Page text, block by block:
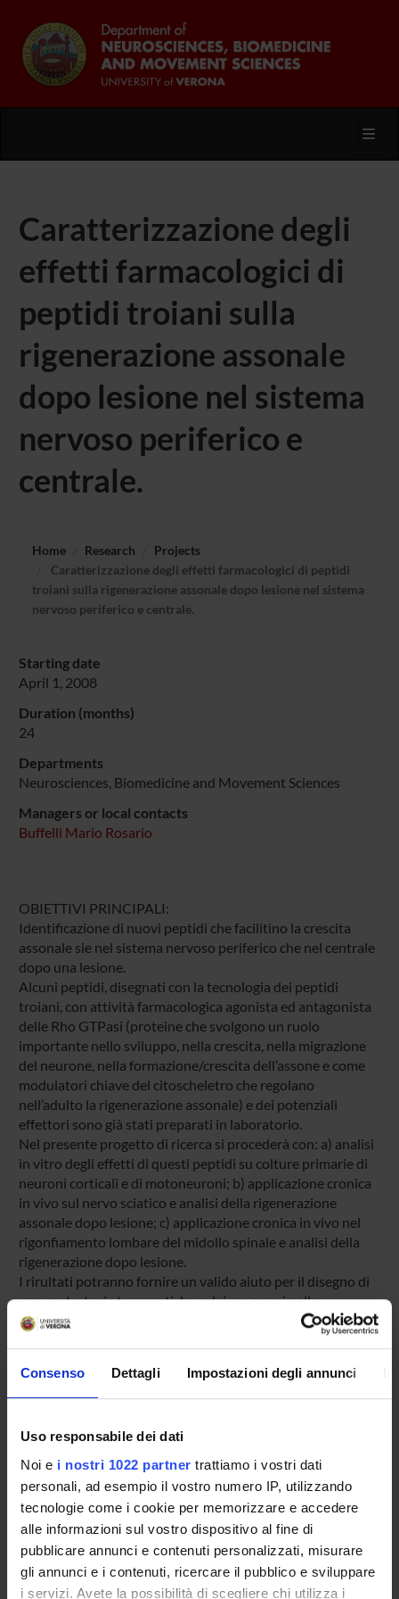
Consenso Dettagli Impostazioni degli annunci
Uso responsabile dei dati
Noi e i nostri 1022 partner trattiamo i vostri dati
personali, ad esempio il vostro numero IP, utilizzando
tecnologie come i cookie per memorizzare e accedere
alle informazioni sul vostro dispositivo al fine di
pubblicare annunci e contenuti personalizzati, misurare
gli annunci e i contenuti, ricercare il pubblico e sviluppare
i servizi. Avete la possibilità di scegliere chi utilizza i
Caratterizzazione degli
effetti farmacologici di
peptidi troiani sulla
rigenerazione assonale
dopo lesione nel sistema
nervoso periferico e
centrale.
Home Research
Projects
Caratterizzazione degli effetti farmacologici di peptidi
troiani sulla rigenerazione assonale dopo lesione nel sistema
nervoso periferico e centrale.
Starting date
April 1, 2008
Duration (months)
24
Departments
Neurosciences, Biomedicine and Movement Sciences
Managers or local contacts
Buffelli Mario Rosario
OBIETTIVI PRINCIPALI:
Identificazione di nuovi peptidi che facilitino la crescita
assonale sie nel sistema nervoso periferico che nel centrale
dopo una lesione.
Alcuni peptidi, disegnati con la tecnologia dei peptidi
troiani, con attività farmacologica agonista ed antagonista
delle Rho GTPasi (proteine che svolgono un ruolo
importante nello sviluppo, nella crescita, nella migrazione
del neurone, nella formazione/crescita dell’assone e come
modulatori chiave del citoscheletro che regolano
nell’adulto la rigenerazione assonale) e dei potenziali
effettori sono già stati preparati in laboratorio.
Nel presente progetto di ricerca si procederà con: a) analisi
in vitro degli effetti di questi peptidi su colture primarie di
neuroni corticali e di motoneuroni; b) applicazione cronica
in vivo sul nervo sciatico e analisi della rigenerazione
assonale dopo lesione; c) applicazione cronica in vivo nel
rigonfiamento lombare del midollo spinale e analisi della
rigenerazione dopo lesione.
I rirultati potranno fornire un valido aiuto per il disegno di
nuove strategie terapeutiche e dei progressi nella
comprensione dei meccanismi molecolari che stanno alla
base delle normali funzioni neuronali e di alcuni disordini
Importo complessivo del finanziamento: Euro 80.000
SPONSORS:
Fondazione Cariverona
Funds:assigned and managed by the department
PROJECT PARTICIPANTS